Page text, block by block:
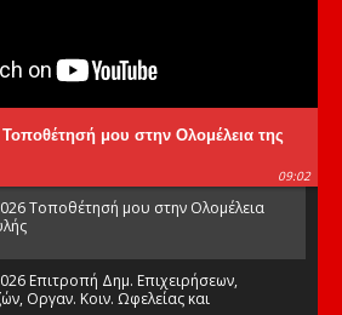
Τοποθέτησή μου στην Ολομέλεια της
09:02
Τοποθέτησή μου στην Ολομέλεια
Επιτροπή Δημ. Επιχειρήσεων,
Οργαν. Κοιν. Ωφελείας και